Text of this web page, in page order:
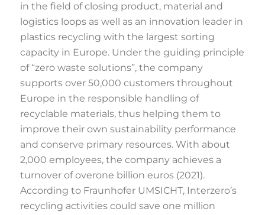
in the field of closing product, material and
logistics loops as well as an innovation leader in
plastics recycling with the largest sorting
capacity in Europe. Under the guiding principle
of “zero waste solutions”, the company
supports over 50,000 customers throughout
Europe in the responsible handling of
recyclable materials, thus helping them to
improve their own sustainability performance
and conserve primary resources. With about
2,000 employees, the company achieves a
turnover of overone billion euros (2021).
According to Fraunhofer UMSICHT, Interzero’s
recycling activities could save one million